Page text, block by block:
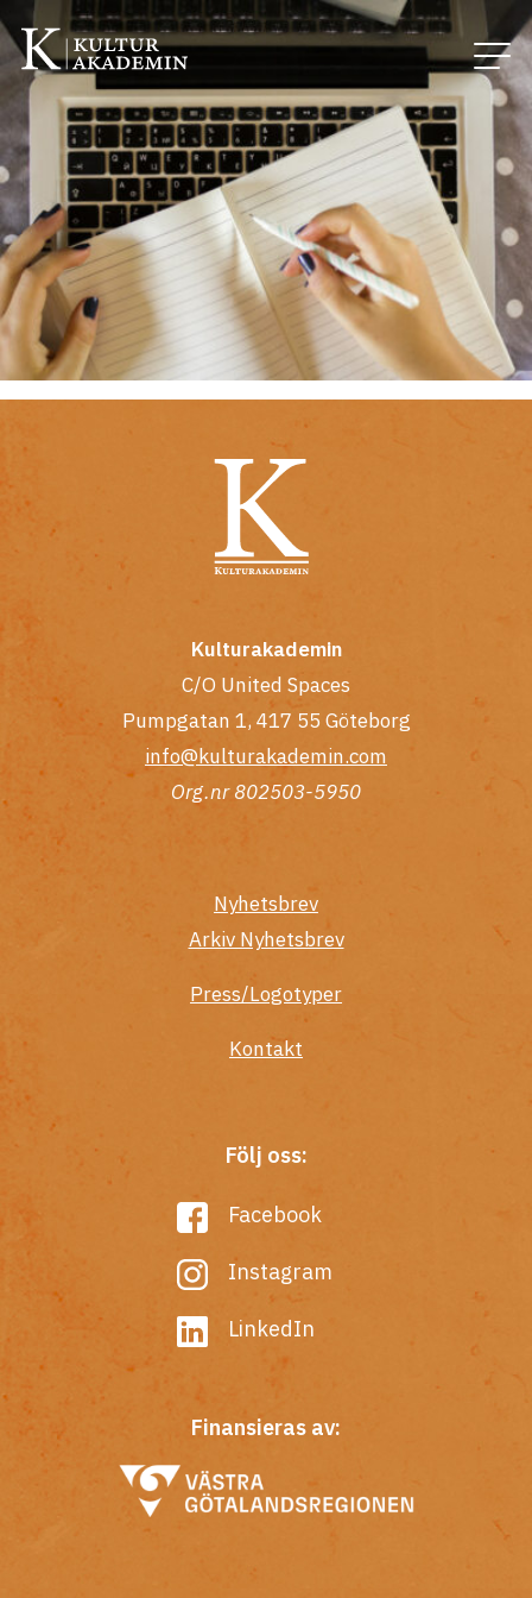
Kulturakademin
C/O United Spaces
Pumpgatan 1, 417 55 Göteborg
info@kulturakademin.com
Org.nr 802503-5950
Nyhetsbrev
Arkiv Nyhetsbrev
Press/Logotyper
Kontakt
Följ oss:
Facebook
Instagram
LinkedIn
Finansieras av: